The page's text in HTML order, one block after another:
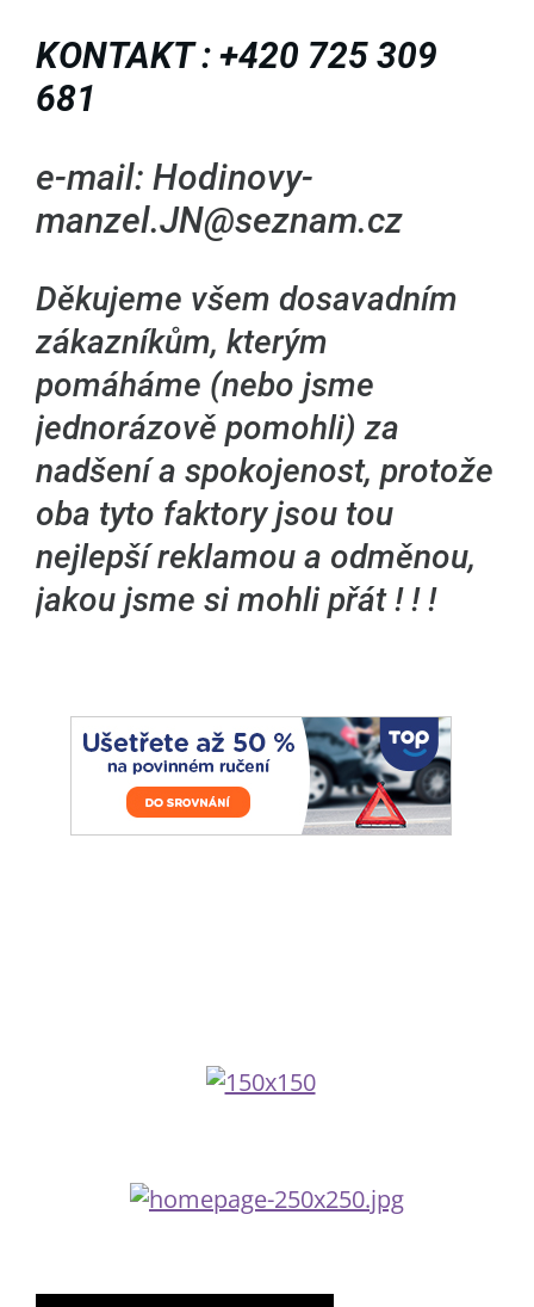
KONTAKT : +420 725 309
681
e-mail: Hodinovy-
manzel.JN@seznam.cz
Děkujeme všem dosavadním
zákazníkům, kterým
pomáháme (nebo jsme
jednorázově pomohli) za
nadšení a spokojenost, protože
oba tyto faktory jsou tou
nejlepší reklamou a odměnou,
jakou jsme si mohli přát ! ! !